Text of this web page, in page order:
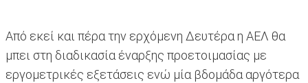
Από εκεί και πέρα την ερχόμενη Δευτέρα η ΑΕΛ θα
μπει στη διαδικασία έναρξης προετοιμασίας με
εργομετρικές εξετάσεις ενώ μία βδομάδα αργότερα